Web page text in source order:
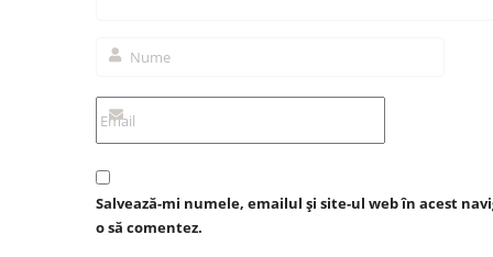
Salvează-mi numele, emailul și site-ul web în acest
o să comentez.